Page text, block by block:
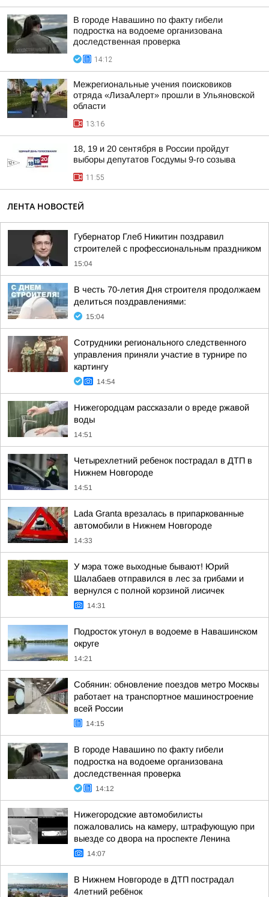
В городе Навашино по факту гибели
подростка на водоеме организована
доследственная проверка
14:12
Межрегиональные учения поисковиков
отряда «ЛизаАлерт» прошли в Ульяновской
области
13:16
18, 19 и 20 сентября в России пройдут
выборы депутатов Госдумы 9-го созыва
11:55
ЛЕНТА НОВОСТЕЙ
Губернатор Глеб Никитин поздравил
строителей с профессиональным праздником
15:04
В честь 70-летия Дня строителя продолжаем
делиться поздравлениями:
15:04
Сотрудники регионального следственного
управления приняли участие в турнире по
картингу
14:54
Нижегородцам рассказали о вреде ржавой
воды
14:51
Четырехлетний ребенок пострадал в ДТП в
Нижнем Новгороде
14:51
Lada Granta врезалась в припаркованные
автомобили в Нижнем Новгороде
14:33
У мэра тоже выходные бывают! Юрий
Шалабаев отправился в лес за грибами и
вернулся с полной корзиной лисичек
14:31
Подросток утонул в водоеме в Навашинском
округе
14:21
Собянин: обновление поездов метро Москвы
работает на транспортное машиностроение
всей России
14:15
В городе Навашино по факту гибели
подростка на водоеме организована
доследственная проверка
14:12
Нижегородские автомобилисты
пожаловались на камеру, штрафующую при
выезде со двора на проспекте Ленина
14:07
В Нижнем Новгороде в ДТП пострадал
4летний ребёнок